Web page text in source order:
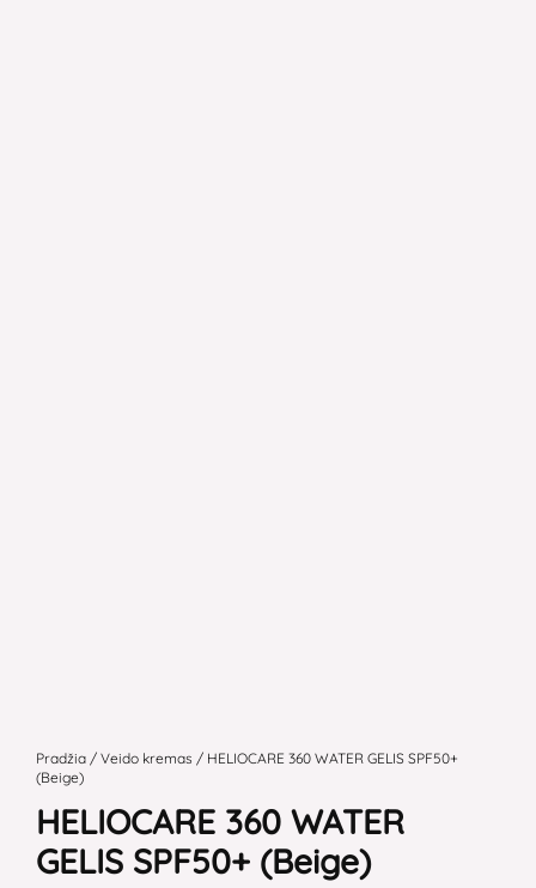
Pradžia / Veido kremas / HELIOCARE 360 WATER GELIS SPF50+
(Beige)
HELIOCARE 360 WATER
GELIS SPF50+ (Beige)
kiekis:
HELIOCARE
360
WATER
GELIS